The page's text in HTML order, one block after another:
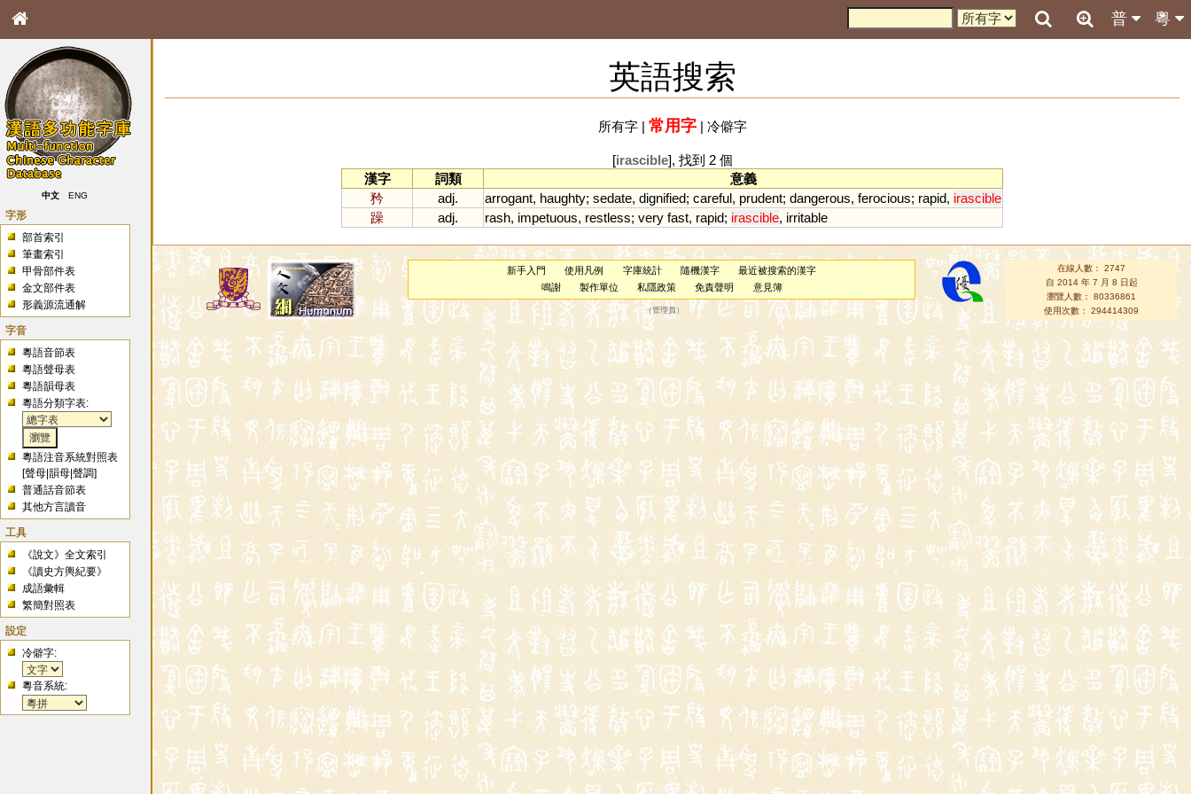
粵
普
中文 ENG
字形
部首索引
筆畫索引
甲骨部件表
金文部件表
形義源流通解
字音
粵語音節表
粵語聲母表
粵語韻母表
粵語分類字表:
粵語注音系統對照表
[聲母 |韻母 |聲調]
普通話音節表
其他方言讀音
工具
《說文》全文索引
《讀史方輿紀要》
成語彙輯
繁簡對照表
設定
冷僻字:
粵音系統:
英語搜索
所有字| 常用字| 冷僻字
[irascible], 找到 2 個
漢字
詞類
意義
矜
adj. arrogant, haughty; sedate, dignified; careful, prudent; dangerous, ferocious; rapid, irascible
躁
adj. rash, impetuous, restless; very fast, rapid; irascible, irritable
新手入門 使用凡例 字庫統計 隨機漢字
最近被搜索的漢字
鳴謝
製作單位 私隱政策 免責聲明 意見簿
（管理員 ）
在線人數： 2747
自 2014 年 7 月 8 日起
瀏覽人數： 80336861
使用次數： 294414309